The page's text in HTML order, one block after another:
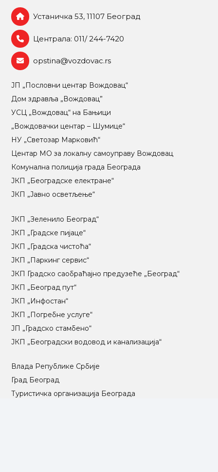
Устаничка 53, 11107 Београд
Централа: 011/ 244-7420
opstina@vozdovac.rs
ЈП „Пословни центар Вождовац“
Дом здравља „Вождовац”
УСЦ „Вождовац“ на Бањици
„Вождовачки центар – Шумице“
НУ „Светозар Марковић“
Центар МO за локалну самоуправу Вождовац
Комунална полиција града Београда
ЈКП „Београдске електране“
ЈКП „Јавно осветљење“
ЈКП „Зеленило Београд“
ЈКП „Градске пијаце“
ЈКП „Градска чистоћа“
ЈКП „Паркинг сервис“
ЈКП Градско саобраћајно предузеће „Београд“
ЈКП „Београд пут“
ЈКП „Инфостан“
ЈКП „Погребне услуге“
ЈП „Градско стамбено“
ЈКП „Београдски водовод и канализација“
Влада Републике Србије
Град Београд
Туристичка организација Београда